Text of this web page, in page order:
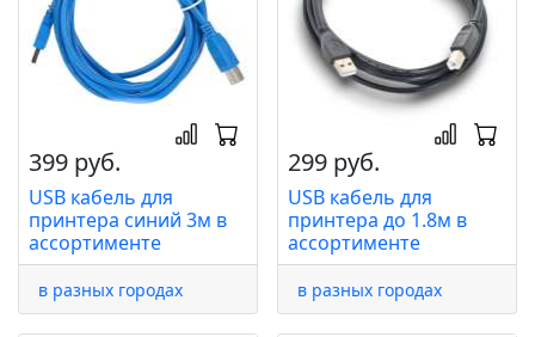
399 руб.
USB кабель для
принтера синий 3м в
ассортименте
в разных городах
299 руб.
USB кабель для
принтера до 1.8м в
ассортименте
в разных городах